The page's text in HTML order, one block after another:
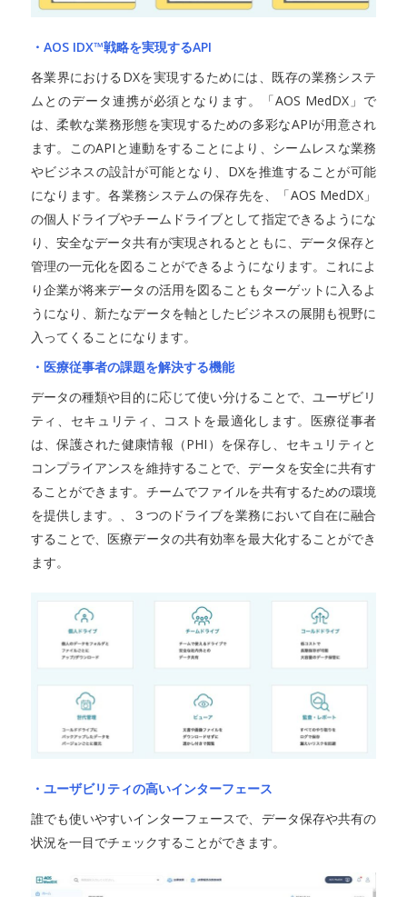
・AOS IDX™戦略を実現するAPI
各業界におけるDXを実現するためには、既存の業務システ
ムとのデータ連携が必須となります。「AOS MedDX」で
は、柔軟な業務形態を実現するための多彩なAPIが用意され
ます。このAPIと連動をすることにより、シームレスな業務
やビジネスの設計が可能となり、DXを推進することが可能
になります。各業務システムの保存先を、「AOS MedDX」
の個人ドライブやチームドライブとして指定できるようにな
り、安全なデータ共有が実現されるとともに、データ保存と
管理の一元化を図ることができるようになります。これによ
り企業が将来データの活用を図ることもターゲットに入るよ
うになり、新たなデータを軸としたビジネスの展開も視野に
入ってくることになります。
・医療従事者の課題を解決する機能
データの種類や目的に応じて使い分けることで、ユーザビリ
ティ、セキュリティ、コストを最適化します。医療従事者
は、保護された健康情報（PHI）を保存し、セキュリティと
コンプライアンスを維持することで、データを安全に共有す
ることができます。チームでファイルを共有するための環境
を提供します。、３つのドライブを業務において自在に融合
することで、医療データの共有効率を最大化することができ
ます。
・ユーザビリティの高いインターフェース
誰でも使いやすいインターフェースで、データ保存や共有の
状況を一目でチェックすることができます。